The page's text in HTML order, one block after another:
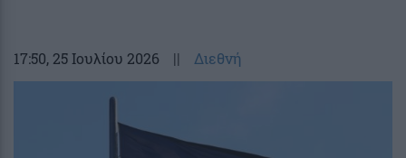
17:50, 25 Ιουλίου 2026 || Διεθνή